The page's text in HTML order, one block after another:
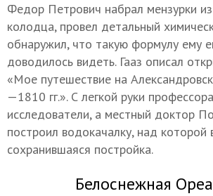
Федор Петрович набрал мензурки
колодца, провел детальный
обнаружил, что такую формулу ему
доводилось видеть. Гааз описал
«Мое путешествие на
—1810 гг.». С легкой руки
исследователи, а местный доктор
построил водокачалку, над которой
сохранившаяся постройка.
Белоснежная